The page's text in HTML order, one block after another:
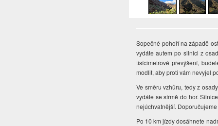
Sopečné pohoří na západě
vydáte autem po silnici z
tisícimetrové převýšení,
modlit, aby proti vám nevyjel
Ve směru vzhůru, tedy z
vydáte se strmě do hor.
nejúchvatnější.
Po 10 km jízdy dosáhnete